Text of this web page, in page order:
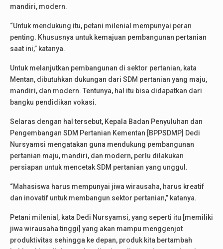
mandiri, modern.
“Untuk mendukung itu, petani milenial mempunyai peran
penting. Khususnya untuk kemajuan pembangunan pertanian
saat ini,” katanya.
Untuk melanjutkan pembangunan di sektor pertanian, kata
Mentan, dibutuhkan dukungan dari SDM pertanian yang maju,
mandiri, dan modern. Tentunya, hal itu bisa didapatkan dari
bangku pendidikan vokasi.
Selaras dengan hal tersebut, Kepala Badan Penyuluhan dan
Pengembangan SDM Pertanian Kementan [BPPSDMP] Dedi
Nursyamsi mengatakan guna mendukung pembangunan
pertanian maju, mandiri, dan modern, perlu dilakukan
persiapan untuk mencetak SDM pertanian yang unggul.
“Mahasiswa harus mempunyai jiwa wirausaha, harus kreatif
dan inovatif untuk membangun sektor pertanian,” katanya.
Petani milenial, kata Dedi Nursyamsi, yang seperti itu [memiliki
jiwa wirausaha tinggi] yang akan mampu menggenjot
produktivitas sehingga ke depan, produk kita bertambah